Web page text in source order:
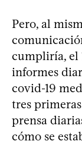
Pero, al
cumpliría, el
informes
covid-19
tres
prensa
cómo se